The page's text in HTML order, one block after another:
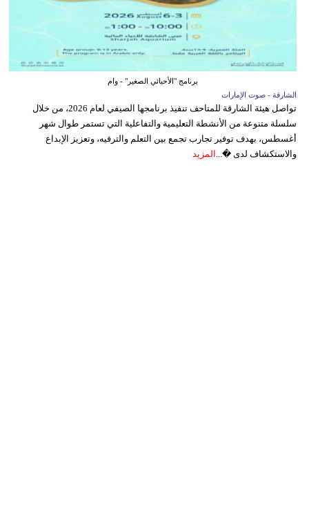
برنامج "الأحيائي الصغير" - وام
الشارقة - صوت الإمارات
تواصل هيئة الشارقة للمتاحف تنفيذ برنامجها الصيفي لعام 2026، من خلال
سلسلة متنوعة من الأنشطة التعليمية والتفاعلية التي تستمر طوال شهر
أغسطس، بهدف توفير تجارب تجمع بين التعلم والترفيه، وتعزيز الإبداع
والاستكشاف لدى �... المزيد